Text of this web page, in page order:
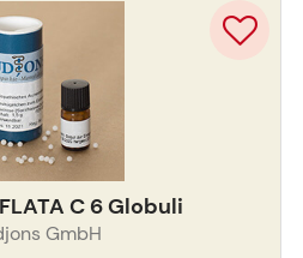
C 6 Globuli
GmbH